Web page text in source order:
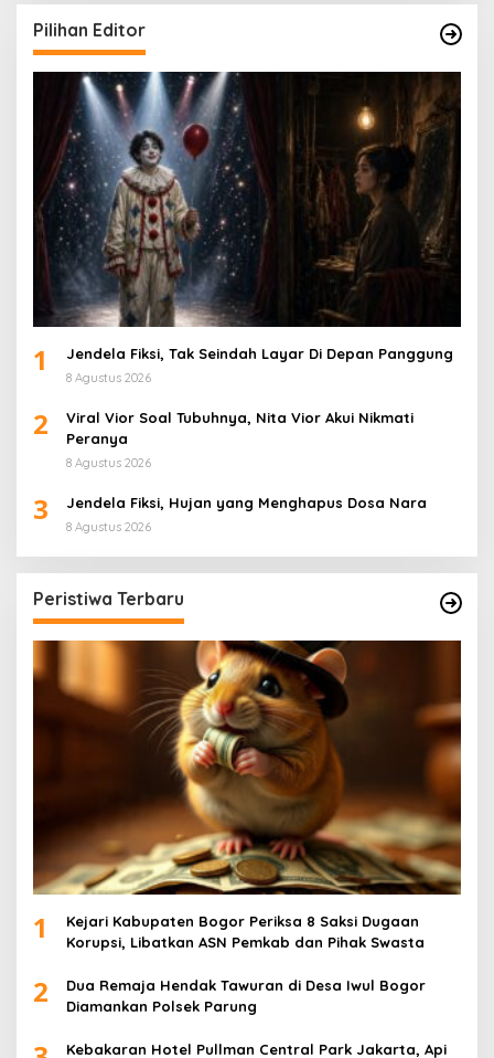
Pilihan Editor
1 Jendela Fiksi, Tak Seindah Layar Di Depan Panggung
8 Agustus 2026
2
Viral Vior Soal Tubuhnya, Nita Vior Akui Nikmati
Peranya
8 Agustus 2026
3 Jendela Fiksi, Hujan yang Menghapus Dosa Nara
8 Agustus 2026
Peristiwa Terbaru
1
Kejari Kabupaten Bogor Periksa 8 Saksi Dugaan
Korupsi, Libatkan ASN Pemkab dan Pihak Swasta
2
Dua Remaja Hendak Tawuran di Desa Iwul Bogor
Diamankan Polsek Parung
Kebakaran Hotel Pullman Central Park Jakarta, Api